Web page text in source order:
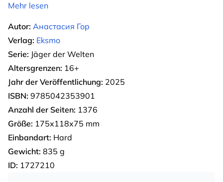
Mehr lesen
Autor: Анастасия Гор
Verlag: Eksmo
Serie: Jäger der Welten
Altersgrenzen: 16+
Jahr der Veröffentlichung: 2025
ISBN: 9785042353901
Anzahl der Seiten: 1376
Größe: 175х118х75 mm
Einbandart: Hard
Gewicht: 835 g
ID: 1727210